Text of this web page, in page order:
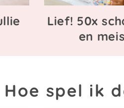
Lief! 50x
en
Hoe spel ik